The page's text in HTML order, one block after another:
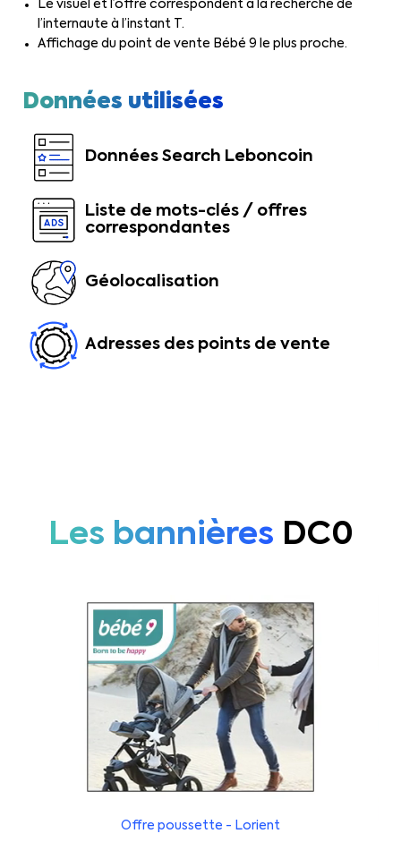
Le visuel et l’offre correspondent à la recherche de
l’internaute à l’instant T.
Affichage du point de vente Bébé 9 le plus proche.
Données utilisées
Données Search Leboncoin
Liste de mots-clés / offres
correspondantes
Géolocalisation
Adresses des points de vente
Les bannières DC0
Offre poussette - Lorient